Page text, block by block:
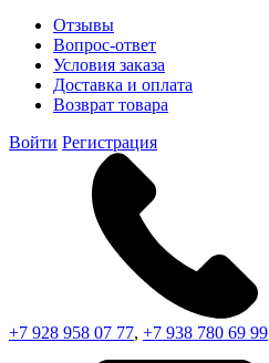
Отзывы
Вопрос-ответ
Условия заказа
Доставка и оплата
Возврат товара
Войти Регистрация
+7 928 958 07 77, +7 938 780 69 99